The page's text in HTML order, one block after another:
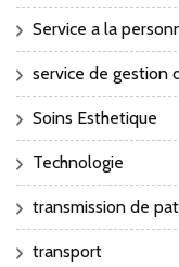
Service a la
service de gestion
Soins Esthetique
Technologie
transmission de
transport